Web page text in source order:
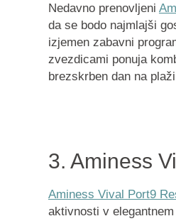
Nedavno prenovljeni
da se bodo najmlajši
izjemen zabavni
zvezdicami ponuja
brezskrben dan na
3. Aminess
Aminess Vival Port9
aktivnosti v